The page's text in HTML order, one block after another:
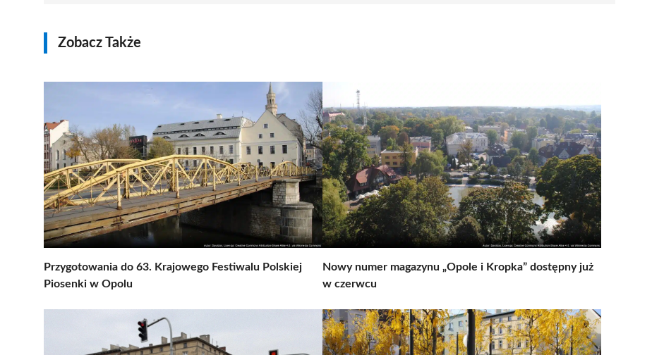
Zobacz Także
Przygotowania do 63. Krajowego Festiwalu Polskiej
Piosenki w Opolu
Nowy numer magazynu „Opole i Kropka” dostępny już
w czerwcu